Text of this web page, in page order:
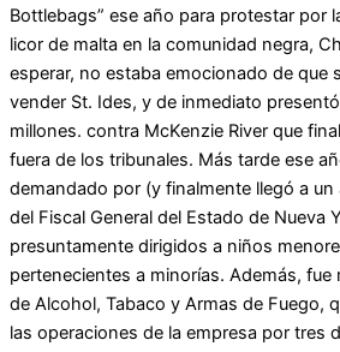
Bottlebags” ese año para protestar por
licor de malta en la comunidad negra,
esperar, no estaba emocionado de que
vender St. Ides, y de inmediato
millones. contra McKenzie River que
fuera de los tribunales. Más tarde ese
demandado por (y finalmente llegó a un
del Fiscal General del Estado de Nueva
presuntamente dirigidos a niños
pertenecientes a minorías. Además, fue
de Alcohol, Tabaco y Armas de Fuego,
las operaciones de la empresa por tres